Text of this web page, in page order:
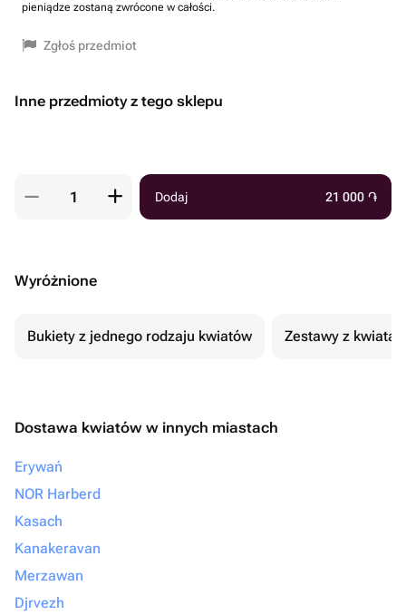
pieniądze zostaną zwrócone w całości.
Zgłoś przedmiot
Inne przedmioty z tego sklepu
Dodaj 21 000 ֏
Wyróżnione
Bukiety z jednego rodzaju kwiatów Zestawy z
Dostawa kwiatów w innych miastach
Erywań
NOR Harberd
Kasach
Kanakeravan
Merzawan
Djrvezh